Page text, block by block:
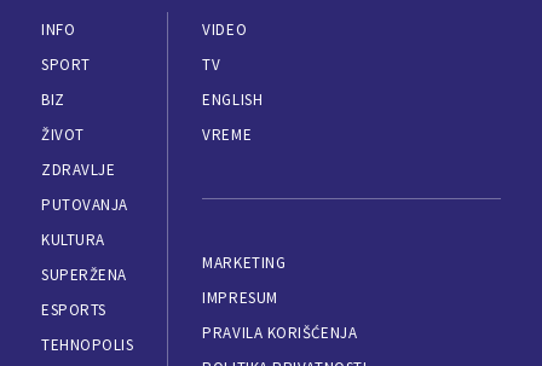
INFO
SPORT
BIZ
ŽIVOT
ZDRAVLJE
PUTOVANJA
KULTURA
SUPERŽENA
ESPORTS
TEHNOPOLIS
VIDEO
TV
ENGLISH
VREME
MARKETING
IMPRESUM
PRAVILA KORIŠĆENJA